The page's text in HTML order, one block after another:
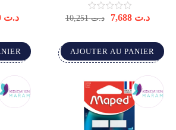
د.ت 13,240 د.ت10,251 د.ت 7,688
AJOUTER AU PANIER